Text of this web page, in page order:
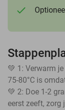
💚 1: Verwarm
75-80°C is
💚 2: Doe 1-2
eerst zeeft, zorg